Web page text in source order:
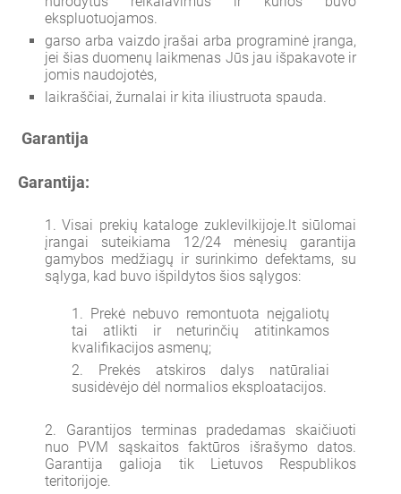
ekspluotuojamos.
garso arba vaizdo įrašai arba programinė įranga,
jei šias duomenų laikmenas Jūs jau išpakavote ir
jomis naudojotės,
laikraščiai, žurnalai ir kita iliustruota spauda.
Garantija
Garantija:
Visai prekių kataloge zuklevilkijoje.lt siūlomai
įrangai suteikiama 12/24 mėnesių garantija
gamybos medžiagų ir surinkimo defektams, su
sąlyga, kad buvo išpildytos šios sąlygos:
Prekė nebuvo remontuota neįgaliotų
tai atlikti ir neturinčių atitinkamos
kvalifikacijos asmenų;
Prekės atskiros dalys natūraliai
susidėvėjo dėl normalios eksploatacijos.
Garantijos terminas pradedamas skaičiuoti
nuo PVM sąskaitos faktūros išrašymo datos.
Garantija galioja tik Lietuvos Respublikos
teritorijoje.